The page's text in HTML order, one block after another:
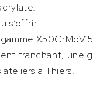
s’offrir.
tranchant,
à Thiers.